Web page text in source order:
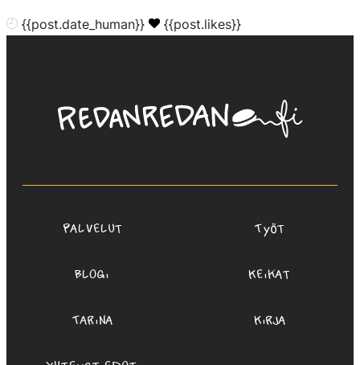
{{post.date_human}} {{post.likes}}
Linda
Saukko-
Oy
Palvelut Työt
Blogi Keikat
Tarina Kirja